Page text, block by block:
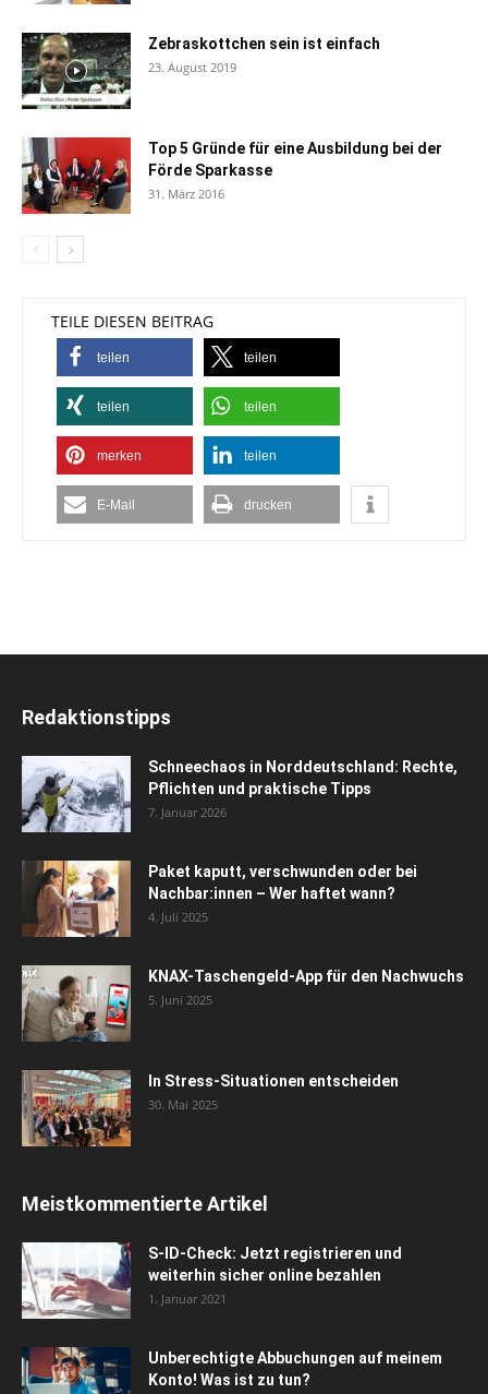
Zebraskottchen sein ist einfach
23. August 2019
Top 5 Gründe für eine Ausbildung bei der
Förde Sparkasse
31. März 2016
TEILE DIESEN BEITRAG
teilen teilen
teilen teilen
merken teilen
E-Mail drucken
Redaktionstipps
Schneechaos in Norddeutschland: Rechte,
Pflichten und praktische Tipps
7. Januar 2026
Paket kaputt, verschwunden oder bei
Nachbar:innen – Wer haftet wann?
4. Juli 2025
KNAX-Taschengeld-App für den Nachwuchs
5. Juni 2025
In Stress-Situationen entscheiden
30. Mai 2025
Meistkommentierte Artikel
S-ID-Check: Jetzt registrieren und
weiterhin sicher online bezahlen
1. Januar 2021
Unberechtigte Abbuchungen auf meinem
Konto! Was ist zu tun?